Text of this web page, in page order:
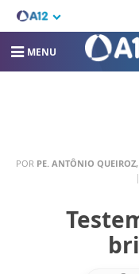
MENU
POR PE. ANTÔNIO